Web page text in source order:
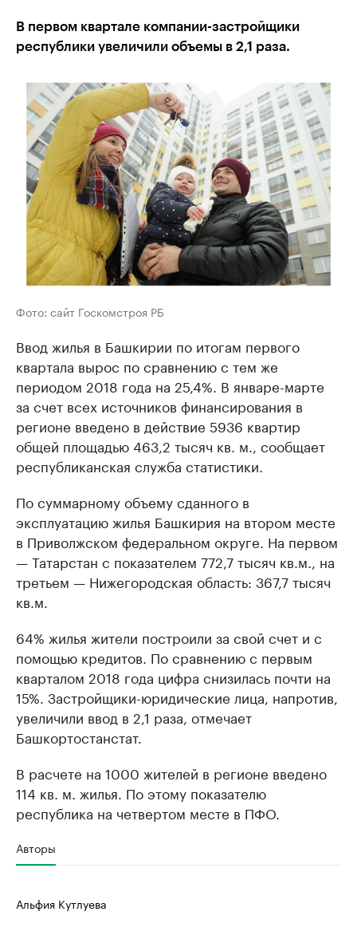
В первом квартале компании-застройщики
республики увеличили объемы в 2,1 раза.
Фото: сайт Госкомстроя РБ
Ввод жилья в Башкирии по итогам первого
квартала вырос по сравнению с тем же
периодом 2018 года на 25,4%. В январе-марте
за счет всех источников финансирования в
регионе введено в действие 5936 квартир
общей площадью 463,2 тысяч кв. м., сообщает
республиканская служба статистики.
По суммарному объему сданного в
эксплуатацию жилья Башкирия на втором месте
в Приволжском федеральном округе. На первом
— Татарстан с показателем 772,7 тысяч кв.м., на
третьем — Нижегородская область: 367,7 тысяч
кв.м.
64% жилья жители построили за свой счет и с
помощью кредитов. По сравнению с первым
кварталом 2018 года цифра снизилась почти на
15%. Застройщики-юридические лица, напротив,
увеличили ввод в 2,1 раза, отмечает
Башкортостанстат.
В расчете на 1000 жителей в регионе введено
114 кв. м. жилья. По этому показателю
республика на четвертом месте в ПФО.
Авторы
Альфия Кутлуева